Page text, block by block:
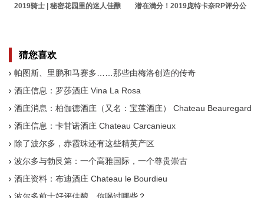
2019骑士 | 秘密花园里的迷人佳酿
潜在满分！2019庞特卡奈RP评分公
猜您喜欢
帕图斯、里鹏和马赛多……那些由梅洛创造的传奇
酒庄信息：罗莎酒庄 Vina La Rosa
酒庄消息：柏伽德酒庄（又名：宝莲酒庄） Chateau Beauregard
酒庄信息：卡甘诺酒庄 Chateau Carcanieux
除了波尔多，赤霞珠还有这些精英产区
波尔多与勃艮第：一个高雅国际，一个尊贵崇古
酒庄资料：布迪酒庄 Chateau le Bourdieu